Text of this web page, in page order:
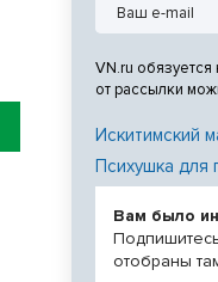
VN.ru
от рассылки
Искитимский
Психушка для
Вам было
отобраны